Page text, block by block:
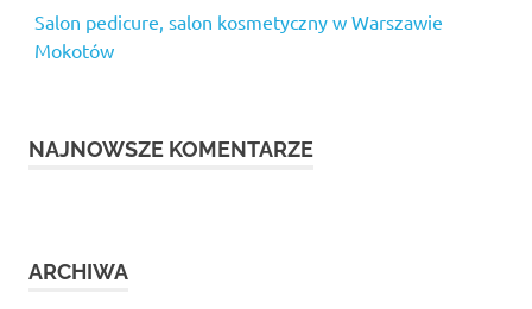
Salon pedicure, salon kosmetyczny w Warszawie
Mokotów
NAJNOWSZE KOMENTARZE
ARCHIWA